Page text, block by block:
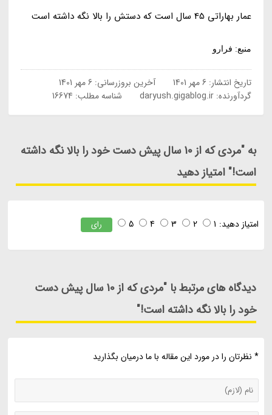
عمار بهاراتی 45 سال است که دستش را بالا نگه داشته است
منبع: فرارو
تاریخ انتشار: 6 مهر 1401 آخرین بروزرسانی: 6 مهر 1401
گردآورنده:daryush.gigablog.ir شناسه مطلب: 16674
به "مردی که از 10 سال پیش دست خود را بالا نگه داشته
است!" امتیاز دهید
امتیاز دهید: 1
2
3
4
5 رای
دیدگاه های مرتبط با "مردی که از 10 سال پیش دست
خود را بالا نگه داشته است!"
* نظرتان را در مورد این مقاله با ما درمیان بگذارید